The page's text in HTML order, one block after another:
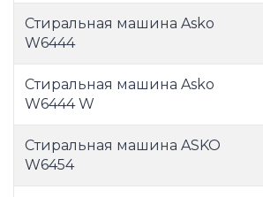
Стиральная машина Asko
W6444
Стиральная машина Asko
W6444 W
Стиральная машина ASKO
W6454